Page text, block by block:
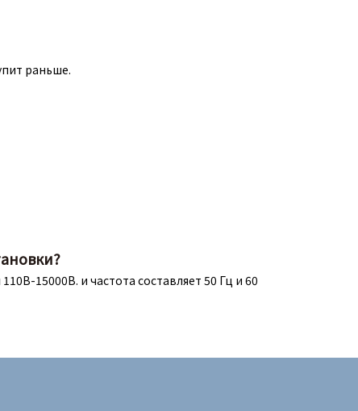
раньше.
15000В. и частота составляет 50 Гц и 60